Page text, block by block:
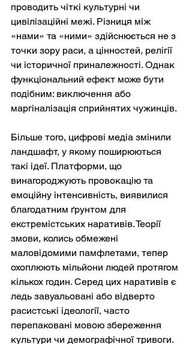
проводить чіткі культурні чи
цивілізаційні межі. Різниця між
«нами» та «ними» здійснюється не з
точки зору раси, а цінностей, релігії
чи історичної приналежності. Однак
функціональний ефект може бути
подібним: виключення або
маргіналізація сприйнятих чужинців.
Більше того, цифрові медіа змінили
ландшафт, у якому поширюються
такі ідеї. Платформи, що
винагороджують провокацію та
емоційну інтенсивність, виявилися
благодатним ґрунтом для
екстремістських наративів. Теорії
змови, колись обмежені
маловідомими памфлетами, тепер
охоплюють мільйони людей протягом
кількох годин. Серед цих наративів є
ледь завуальовані або відверто
расистські ідеології, часто
перепаковані мовою збереження
культури чи демографічної тривоги.